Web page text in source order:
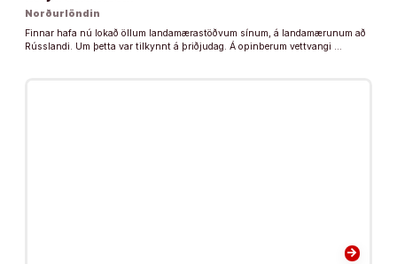
Norðurlöndin
Finnar hafa nú lokað öllum landamærastöðvum sínum, á landamærunum að
Rússlandi. Um þetta var tilkynnt á þriðjudag. Á opinberum vettvangi …
arrow_forward